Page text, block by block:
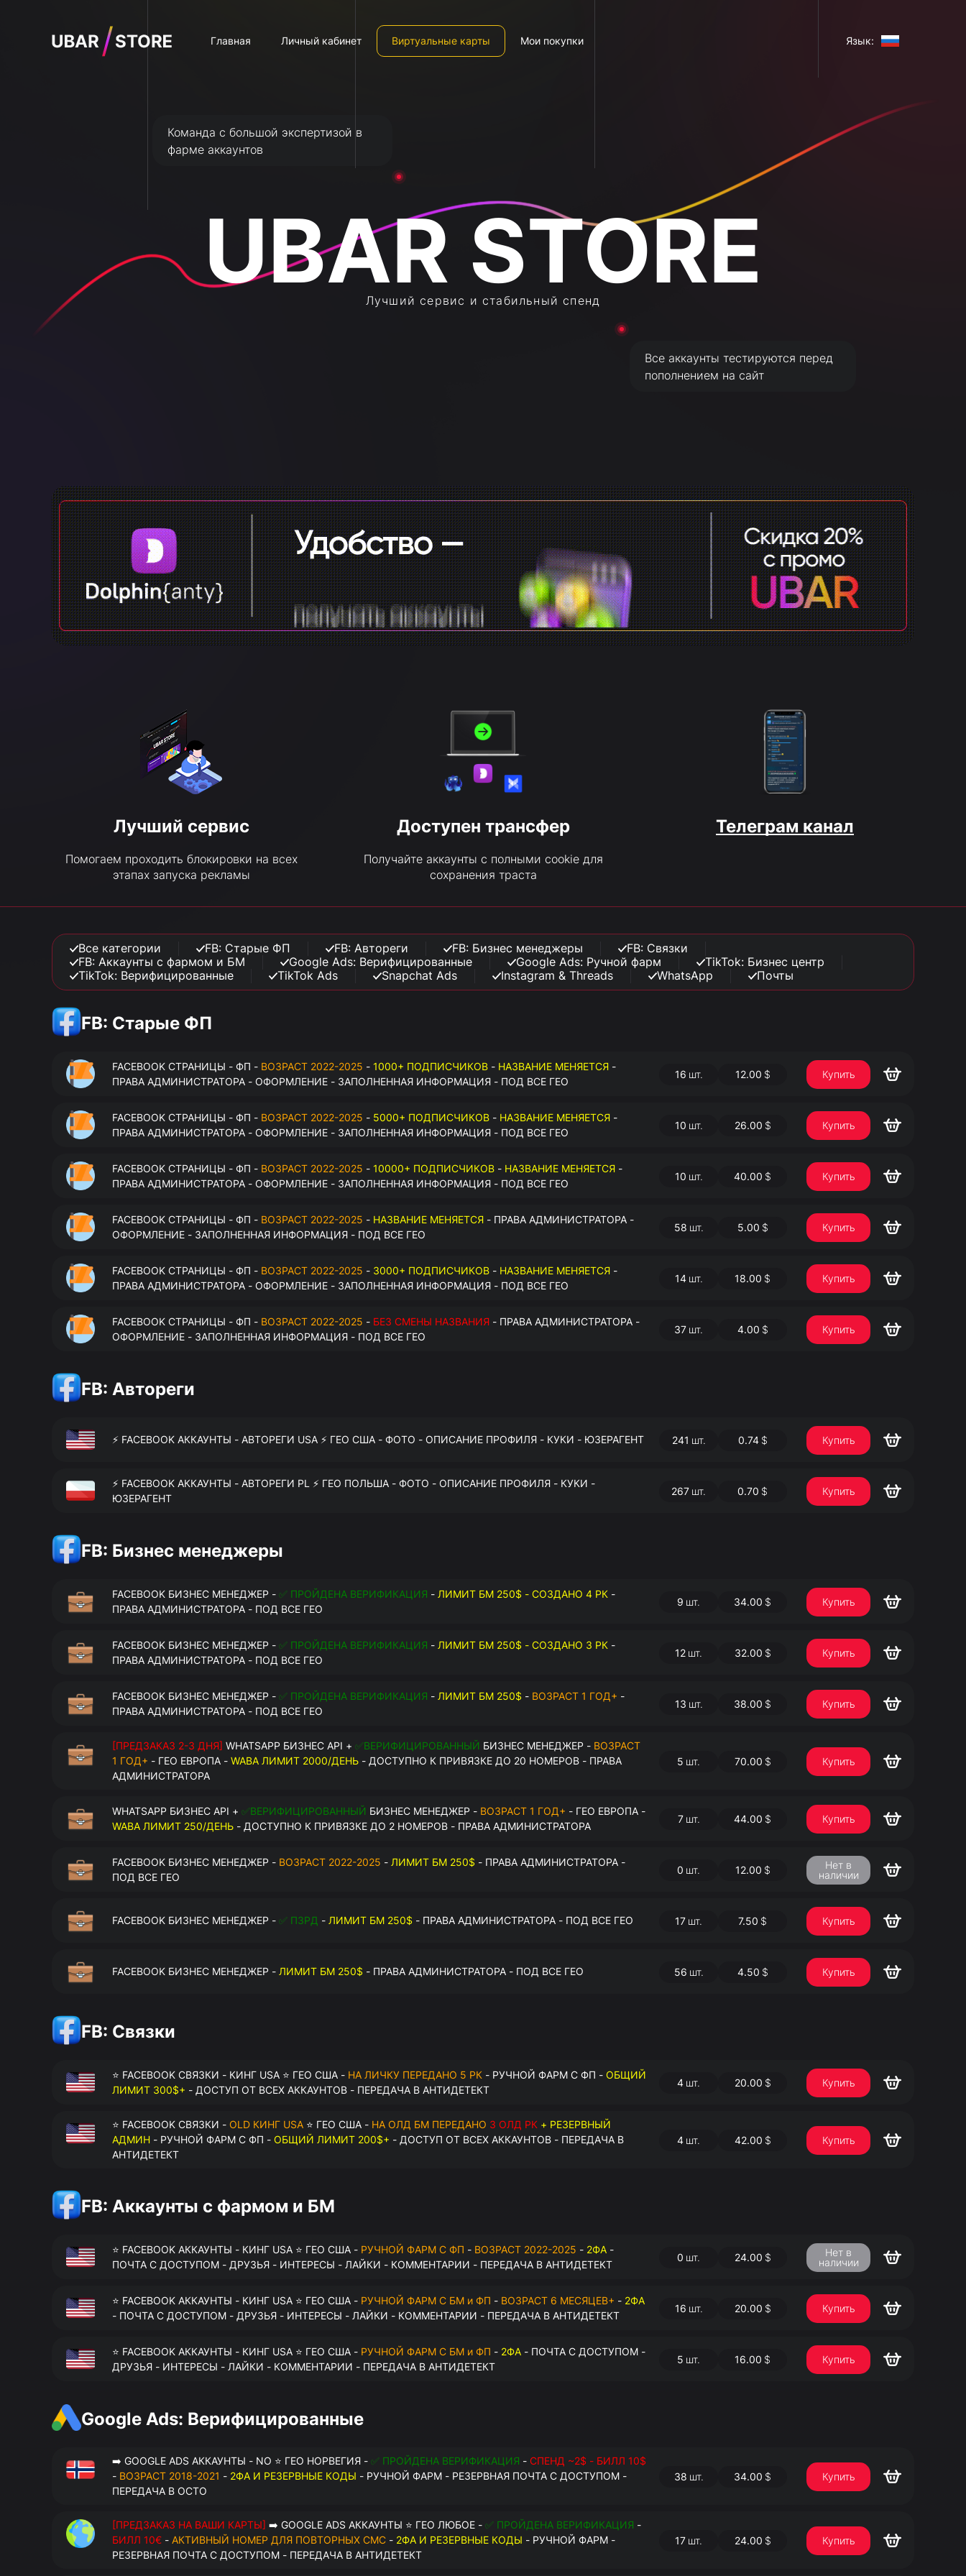
Главная Личный кабинет Виртуальные карты Мои покупки Язык:
Команда с большой экспертизой в
фарме аккаунтов
Все аккаунты тестируются перед
пополнением на сайт
Лучший сервис и стабильный спенд
Лучший сервис
Помогаем проходить блокировки на всех
этапах запуска рекламы
Доступен трансфер
Получайте аккаунты с полными cookie для
сохранения траста
Телеграм канал
Все категории FB: Старые ФП FB: Автореги FB: Бизнес менеджеры
FB: Связки
FB: Аккаунты с фармом и БМ
Google Ads: Верифицированные Google Ads: Ручной фарм
TikTok: Бизнес центр
TikTok: Верифицированные
TikTok Ads Snapchat Ads Instagram & Threads WhatsApp Почты
FB: Старые ФП
FACEBOOK СТРАНИЦЫ - ФП - ВОЗРАСТ 2022-2025 - 1000+ ПОДПИСЧИКОВ - НАЗВАНИЕ МЕНЯЕТСЯ -
ПРАВА АДМИНИСТРАТОРА - ОФОРМЛЕНИЕ - ЗАПОЛНЕННАЯ ИНФОРМАЦИЯ - ПОД ВСЕ ГЕО
16 шт. 12.00 $ Купить
FACEBOOK СТРАНИЦЫ - ФП - ВОЗРАСТ 2022-2025 - 5000+ ПОДПИСЧИКОВ - НАЗВАНИЕ МЕНЯЕТСЯ -
ПРАВА АДМИНИСТРАТОРА - ОФОРМЛЕНИЕ - ЗАПОЛНЕННАЯ ИНФОРМАЦИЯ - ПОД ВСЕ ГЕО
10 шт. 26.00 $ Купить
FACEBOOK СТРАНИЦЫ - ФП - ВОЗРАСТ 2022-2025 - 10000+ ПОДПИСЧИКОВ - НАЗВАНИЕ МЕНЯЕТСЯ -
ПРАВА АДМИНИСТРАТОРА - ОФОРМЛЕНИЕ - ЗАПОЛНЕННАЯ ИНФОРМАЦИЯ - ПОД ВСЕ ГЕО
10 шт. 40.00 $ Купить
FACEBOOK СТРАНИЦЫ - ФП - ВОЗРАСТ 2022-2025 - НАЗВАНИЕ МЕНЯЕТСЯ - ПРАВА АДМИНИСТРАТОРА -
ОФОРМЛЕНИЕ - ЗАПОЛНЕННАЯ ИНФОРМАЦИЯ - ПОД ВСЕ ГЕО
58 шт. 5.00 $ Купить
FACEBOOK СТРАНИЦЫ - ФП - ВОЗРАСТ 2022-2025 - 3000+ ПОДПИСЧИКОВ - НАЗВАНИЕ МЕНЯЕТСЯ -
ПРАВА АДМИНИСТРАТОРА - ОФОРМЛЕНИЕ - ЗАПОЛНЕННАЯ ИНФОРМАЦИЯ - ПОД ВСЕ ГЕО
14 шт. 18.00 $ Купить
FACEBOOK СТРАНИЦЫ - ФП - ВОЗРАСТ 2022-2025 - БЕЗ СМЕНЫ НАЗВАНИЯ - ПРАВА АДМИНИСТРАТОРА -
ОФОРМЛЕНИЕ - ЗАПОЛНЕННАЯ ИНФОРМАЦИЯ - ПОД ВСЕ ГЕО
37 шт. 4.00 $ Купить
FB: Автореги
⚡️ FACEBOOK АККАУНТЫ - АВТОРЕГИ USA ⚡️ ГЕО США - ФОТО - ОПИСАНИЕ ПРОФИЛЯ - КУКИ - ЮЗЕРАГЕНТ 241 шт. 0.74 $ Купить
⚡️ FACEBOOK АККАУНТЫ - АВТОРЕГИ PL ⚡️ ГЕО ПОЛЬША - ФОТО - ОПИСАНИЕ ПРОФИЛЯ - КУКИ -
ЮЗЕРАГЕНТ
267 шт. 0.70 $ Купить
FB: Бизнес менеджеры
FACEBOOK БИЗНЕС МЕНЕДЖЕР - ✅ ПРОЙДЕНА ВЕРИФИКАЦИЯ - ЛИМИТ БМ 250$ - СОЗДАНО 4 РК -
ПРАВА АДМИНИСТРАТОРА - ПОД ВСЕ ГЕО
9 шт. 34.00 $ Купить
FACEBOOK БИЗНЕС МЕНЕДЖЕР - ✅ ПРОЙДЕНА ВЕРИФИКАЦИЯ - ЛИМИТ БМ 250$ - СОЗДАНО 3 РК -
ПРАВА АДМИНИСТРАТОРА - ПОД ВСЕ ГЕО
12 шт. 32.00 $ Купить
FACEBOOK БИЗНЕС МЕНЕДЖЕР - ✅ ПРОЙДЕНА ВЕРИФИКАЦИЯ - ЛИМИТ БМ 250$ - ВОЗРАСТ 1 ГОД+ -
ПРАВА АДМИНИСТРАТОРА - ПОД ВСЕ ГЕО
13 шт. 38.00 $ Купить
[ПРЕДЗАКАЗ 2-3 ДНЯ] WHATSAPP БИЗНЕС API + ✅ВЕРИФИЦИРОВАННЫЙ БИЗНЕС МЕНЕДЖЕР - ВОЗРАСТ
1 ГОД+ - ГЕО ЕВРОПА - WABA ЛИМИТ 2000/ДЕНЬ - ДОСТУПНО К ПРИВЯЗКЕ ДО 20 НОМЕРОВ - ПРАВА
АДМИНИСТРАТОРА
5 шт. 70.00 $ Купить
WHATSAPP БИЗНЕС API + ✅ВЕРИФИЦИРОВАННЫЙ БИЗНЕС МЕНЕДЖЕР - ВОЗРАСТ 1 ГОД+ - ГЕО ЕВРОПА -
WABA ЛИМИТ 250/ДЕНЬ - ДОСТУПНО К ПРИВЯЗКЕ ДО 2 НОМЕРОВ - ПРАВА АДМИНИСТРАТОРА
7 шт. 44.00 $ Купить
FACEBOOK БИЗНЕС МЕНЕДЖЕР - ВОЗРАСТ 2022-2025 - ЛИМИТ БМ 250$ - ПРАВА АДМИНИСТРАТОРА -
ПОД ВСЕ ГЕО
0 шт. 12.00 $
Нет в
наличии
FACEBOOK БИЗНЕС МЕНЕДЖЕР - ✅ ПЗРД - ЛИМИТ БМ 250$ - ПРАВА АДМИНИСТРАТОРА - ПОД ВСЕ ГЕО 17 шт. 7.50 $ Купить
FACEBOOK БИЗНЕС МЕНЕДЖЕР - ЛИМИТ БМ 250$ - ПРАВА АДМИНИСТРАТОРА - ПОД ВСЕ ГЕО 56 шт. 4.50 $ Купить
FB: Связки
⭐ FACEBOOK СВЯЗКИ - КИНГ USA ⭐ ГЕО США - НА ЛИЧКУ ПЕРЕДАНО 5 РК - РУЧНОЙ ФАРМ С ФП - ОБЩИЙ
ЛИМИТ 300$+ - ДОСТУП ОТ ВСЕХ АККАУНТОВ - ПЕРЕДАЧА В АНТИДЕТЕКТ
4 шт. 20.00 $ Купить
⭐ FACEBOOK СВЯЗКИ - OLD КИНГ USA ⭐ ГЕО США - НА ОЛД БМ ПЕРЕДАНО 3 ОЛД РК + РЕЗЕРВНЫЙ
АДМИН - РУЧНОЙ ФАРМ С ФП - ОБЩИЙ ЛИМИТ 200$+ - ДОСТУП ОТ ВСЕХ АККАУНТОВ - ПЕРЕДАЧА В
АНТИДЕТЕКТ
4 шт. 42.00 $ Купить
FB: Аккаунты с фармом и БМ
⭐ FACEBOOK АККАУНТЫ - КИНГ USA ⭐ ГЕО США - РУЧНОЙ ФАРМ С ФП - ВОЗРАСТ 2022-2025 - 2ФА -
ПОЧТА С ДОСТУПОМ - ДРУЗЬЯ - ИНТЕРЕСЫ - ЛАЙКИ - КОММЕНТАРИИ - ПЕРЕДАЧА В АНТИДЕТЕКТ
0 шт. 24.00 $
Нет в
наличии
⭐ FACEBOOK АККАУНТЫ - КИНГ USA ⭐ ГЕО США - РУЧНОЙ ФАРМ С БМ и ФП - ВОЗРАСТ 6 МЕСЯЦЕВ+ - 2ФА
- ПОЧТА С ДОСТУПОМ - ДРУЗЬЯ - ИНТЕРЕСЫ - ЛАЙКИ - КОММЕНТАРИИ - ПЕРЕДАЧА В АНТИДЕТЕКТ
16 шт. 20.00 $ Купить
⭐ FACEBOOK АККАУНТЫ - КИНГ USA ⭐ ГЕО США - РУЧНОЙ ФАРМ С БМ и ФП - 2ФА - ПОЧТА С ДОСТУПОМ -
ДРУЗЬЯ - ИНТЕРЕСЫ - ЛАЙКИ - КОММЕНТАРИИ - ПЕРЕДАЧА В АНТИДЕТЕКТ
5 шт. 16.00 $ Купить
Google Ads: Верифицированные
➡️ GOOGLE ADS АККАУНТЫ - NO ⭐ ГЕО НОРВЕГИЯ - ✅ ПРОЙДЕНА ВЕРИФИКАЦИЯ - СПЕНД ~2$ - БИЛЛ 10$
- ВОЗРАСТ 2018-2021 - 2ФА И РЕЗЕРВНЫЕ КОДЫ - РУЧНОЙ ФАРМ - РЕЗЕРВНАЯ ПОЧТА С ДОСТУПОМ -
ПЕРЕДАЧА В OCTO
38 шт. 34.00 $ Купить
[ПРЕДЗАКАЗ НА ВАШИ КАРТЫ] ➡️ GOOGLE ADS АККАУНТЫ ⭐ ГЕО ЛЮБОЕ - ✅ ПРОЙДЕНА ВЕРИФИКАЦИЯ -
БИЛЛ 10€ - АКТИВНЫЙ НОМЕР ДЛЯ ПОВТОРНЫХ СМС - 2ФА И РЕЗЕРВНЫЕ КОДЫ - РУЧНОЙ ФАРМ -
РЕЗЕРВНАЯ ПОЧТА С ДОСТУПОМ - ПЕРЕДАЧА В АНТИДЕТЕКТ
17 шт. 24.00 $ Купить
$